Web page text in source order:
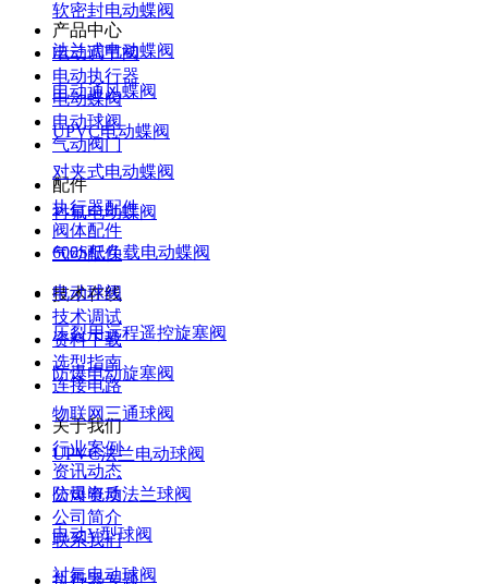
软密封电动蝶阀
法兰式电动蝶阀
电动通风蝶阀
UPVC电动蝶阀
对夹式电动蝶阀
衬氟电动蝶阀
600S低负载电动蝶阀
电动球阀
压裂用远程遥控旋塞阀
防爆电动旋塞阀
物联网三通球阀
UPVC法兰电动球阀
防爆电动法兰球阀
电动V型球阀
衬氟电动球阀
产品中心
电动调节阀
电动执行器
电动蝶阀
电动球阀
气动阀门
配件
执行器配件
阀体配件
气动配件
技术在线
技术调试
资料下载
选型指南
连接电路
关于我们
行业案例
资讯动态
公司资质
公司简介
联系我们
执行器专题